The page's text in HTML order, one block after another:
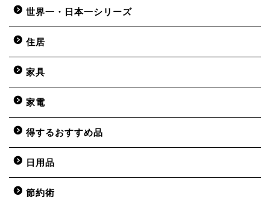
世界一・日本一シリーズ
住居
家具
家電
得するおすすめ品
日用品
節約術